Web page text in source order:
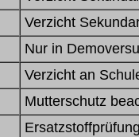
Verzicht
Nur in
Verzicht an
Mutterschutz
Ersatzstoffprüfung